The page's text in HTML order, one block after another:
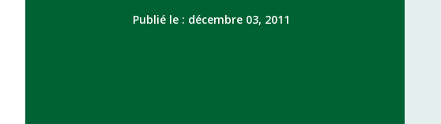
Publié le : décembre 03, 2011